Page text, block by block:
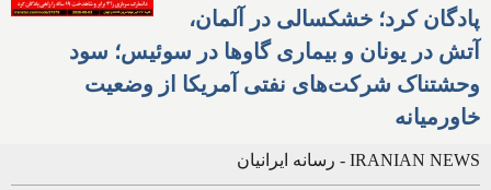
پادگان کرد؛ خشکسالی در آلمان،
آتش در یونان و بیماری گاوها در سوئیس؛ سود
وحشتناک شرکت‌های نفتی آمریکا از وضعیت
خاورمیانه
IRANIAN NEWS - رسانه ایرانیان